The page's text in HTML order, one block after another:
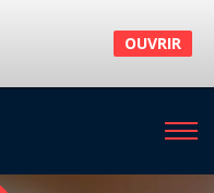
OUVRIR